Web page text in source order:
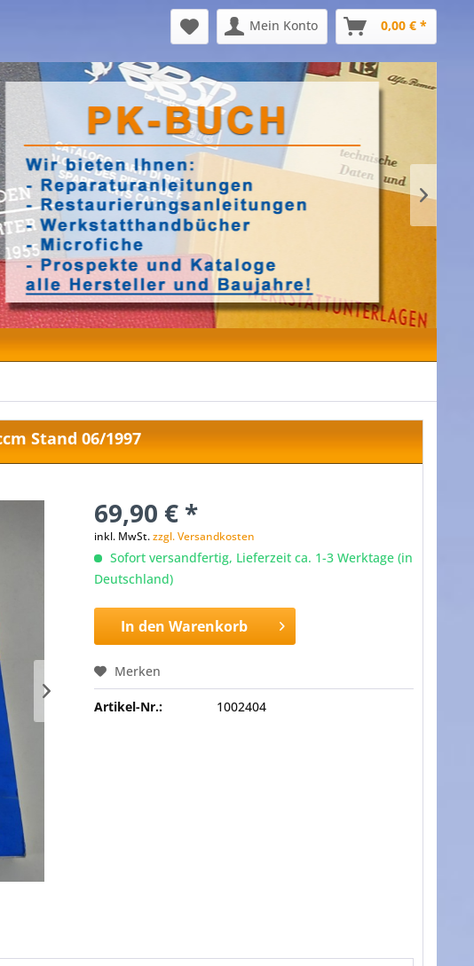
Mein Konto 0,00 € *
Stand 06/1997
69,90 € *
inkl. MwSt.zzgl. Versandkosten
Sofort versandfertig, Lieferzeit ca. 1-3 Werktage (in
Deutschland)
In den Warenkorb
Merken
Artikel-Nr.: 1002404